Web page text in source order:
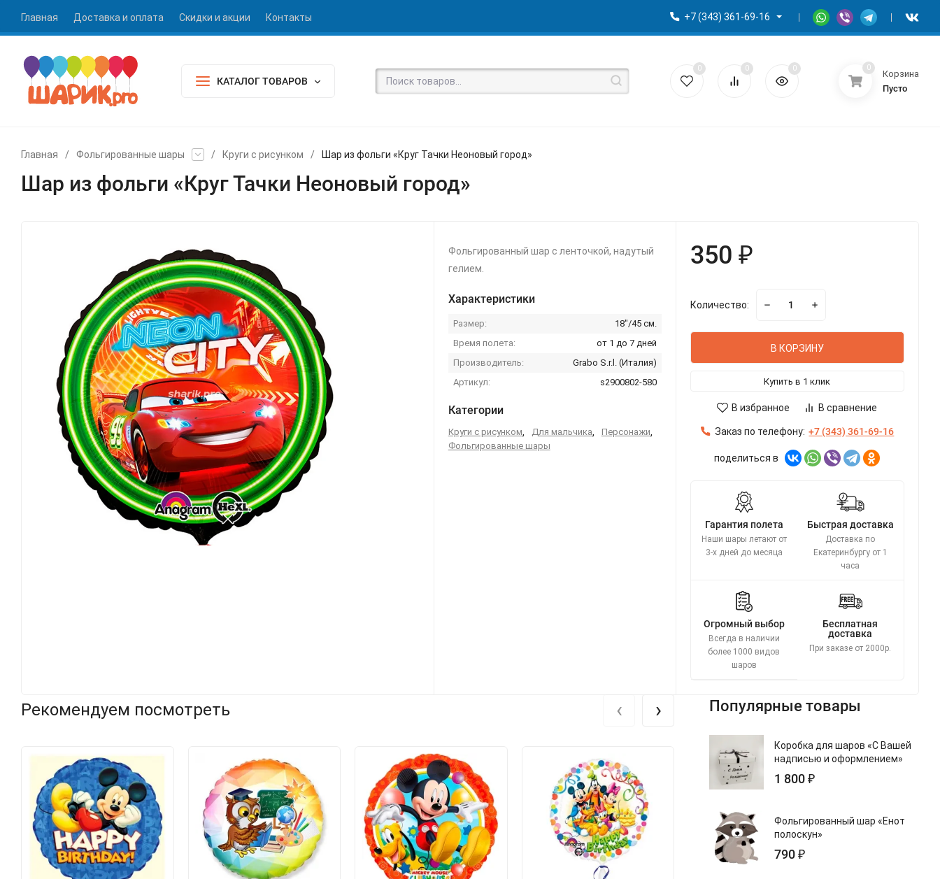
Главная Доставка и оплата Скидки и акции Контакты +7 (343) 361-69-16
КАТАЛОГ ТОВАРОВ
0 0 0 0
Корзина
Пусто
Главная / Фольгированные шары / Круги с рисунком / Шар из фольги «Круг Тачки Неоновый город»
Шар из фольги «Круг Тачки Неоновый город»
Фольгированный шар с ленточкой, надутый
гелием.
Характеристики
Размер:
18"/45 см.
Время полета:
от 1 до 7 дней
Производитель:
Grabo S.r.l. (Италия)
Артикул:
s2900802-580
Категории
Круги с рисунком, Для мальчика, Персонажи,
Фольгированные шары
350 ₽
Количество:
В КОРЗИНУ
Купить в 1 клик
В избранное В сравнение
Заказ по телефону: +7 (343) 361-69-16
поделиться в
Гарантия полета
Наши шары летают от
3-х дней до месяца
Быстрая доставка
Доставка по
Екатеринбургу от 1
часа
Огромный выбор
Всегда в наличии
более 1000 видов
шаров
Бесплатная
доставка
При заказе от 2000р.
Рекомендуем посмотреть ‹ › Популярные товары
Коробка для шаров «С Вашей
надписью и оформлением»
1 800 ₽
Фольгированный шар «Енот
полоскун»
790 ₽